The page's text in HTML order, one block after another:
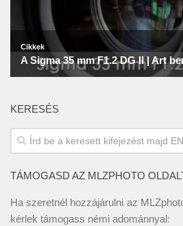
KERESÉS
TÁMOGASD AZ MLZPHOTO
Ha szeretnél hozzájárulni az
kérlek támogass némi adománnyal: